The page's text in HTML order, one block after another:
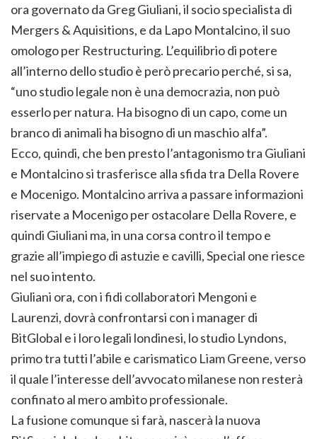
ora governato da Greg Giuliani, il socio specialista di
Mergers & Aquisitions, e da Lapo Montalcino, il suo
omologo per Restructuring. L’equilibrio di potere
all’interno dello studio è però precario perché, si sa,
“uno studio legale non è una democrazia, non può
esserlo per natura. Ha bisogno di un capo, come un
branco di animali ha bisogno di un maschio alfa”.
Ecco, quindi, che ben presto l’antagonismo tra Giuliani
e Montalcino si trasferisce alla sfida tra Della Rovere
e Mocenigo. Montalcino arriva a passare informazioni
riservate a Mocenigo per ostacolare Della Rovere, e
quindi Giuliani ma, in una corsa contro il tempo e
grazie all’impiego di astuzie e cavilli, Special one riesce
nel suo intento.
Giuliani ora, con i fidi collaboratori Mengoni e
Laurenzi, dovrà confrontarsi con i manager di
BitGlobal e i loro legali londinesi, lo studio Lyndons,
primo tra tutti l’abile e carismatico Liam Greene, verso
il quale l’interesse dell’avvocato milanese non resterà
confinato al mero ambito professionale.
La fusione comunque si farà, nascerà la nuova